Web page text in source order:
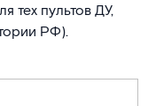
тех пультов ДУ,
РФ).